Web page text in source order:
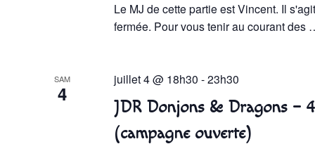
Le MJ de cette partie est Vincent. Il
fermée. Pour vous tenir au courant
SAM
4
JDR Donjons & Dragons –
(campagne ouverte)
juillet 4 @ 18h30 -23h30